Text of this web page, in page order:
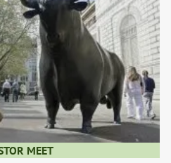
MEET